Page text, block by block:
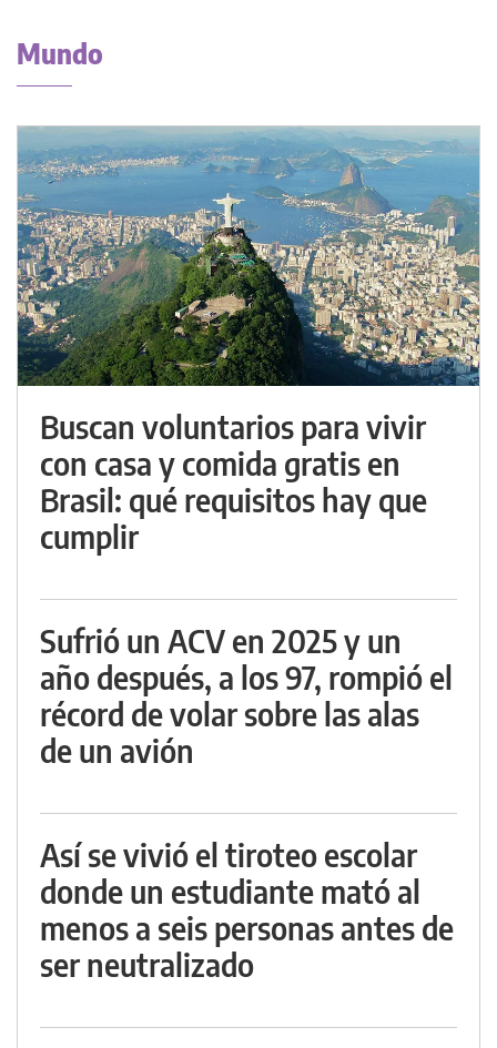
Mundo
Buscan voluntarios para vivir
con casa y comida gratis en
Brasil: qué requisitos hay que
cumplir
Sufrió un ACV en 2025 y un
año después, a los 97, rompió el
récord de volar sobre las alas
de un avión
Así se vivió el tiroteo escolar
donde un estudiante mató al
menos a seis personas antes de
ser neutralizado